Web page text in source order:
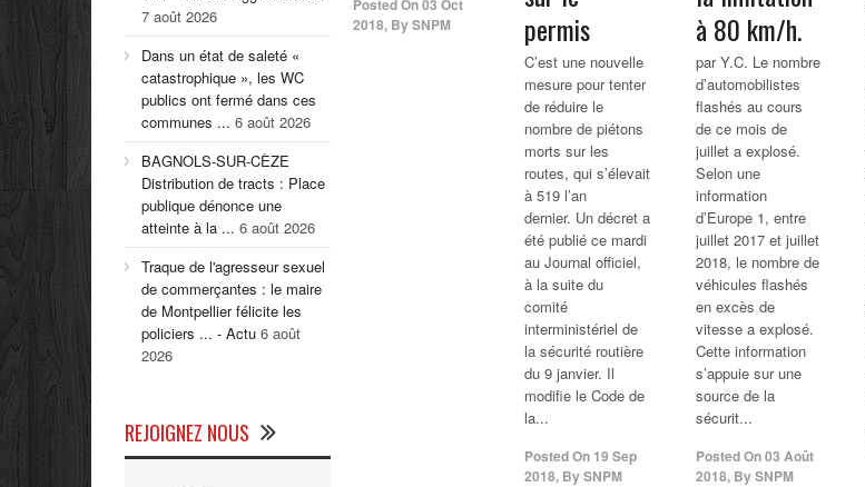
2018, BySNPM
permis
C’est une nouvelle
mesure pour tenter
de réduire le
nombre de piétons
morts sur les
routes, qui s’élevait
à 519 l’an
dernier. Un décret a
été publié ce mardi
au Journal officiel,
à la suite du
comité
interministériel de
la sécurité routière
du 9 janvier. Il
modifie le Code de
la...
Posted On 19 Sep
2018, BySNPM
à 80 km/h.
par Y.C. Le nombre
d’automobilistes
flashés au cours
de ce mois de
juillet a explosé.
Selon une
information
d’Europe 1, entre
juillet 2017 et juillet
2018, le nombre de
véhicules flashés
en excès de
vitesse a explosé.
Cette information
s’appuie sur une
source de la
sécurit...
Posted On03 Août
2018, BySNPM
7 août 2026
Dans un état de saleté «
catastrophique », les WC
publics ont fermé dans ces
communes ... 6 août 2026
BAGNOLS-SUR-CÈZE
Distribution de tracts : Place
publique dénonce une
atteinte à la ... 6 août 2026
Traque de l'agresseur sexuel
de commerçantes : le maire
de Montpellier félicite les
policiers ... - Actu 6 août
2026
REJOIGNEZ NOUS